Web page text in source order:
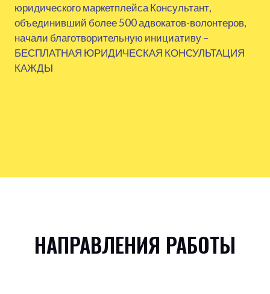
юридического маркетплейса Консультант,
объединивший более 500 адвокатов-волонтеров,
начали благотворительную инициативу –
БЕСПЛАТНАЯ ЮРИДИЧЕСКАЯ КОНСУЛЬТАЦИЯ
КАЖДЫ
НАПРАВЛЕНИЯ РАБОТЫ